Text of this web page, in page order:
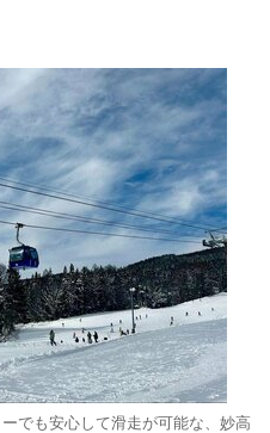
でも安心して滑走が可能な、妙高